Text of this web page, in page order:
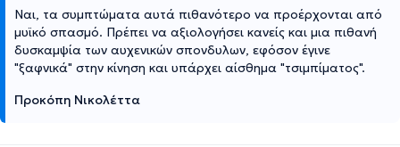
Ναι, τα συμπτώματα αυτά πιθανότερο να προέρχονται από
μυϊκό σπασμό. Πρέπει να αξιολογήσει κανείς και μια πιθανή
δυσκαμψία των αυχενικών σπονδυλων, εφόσον έγινε
"ξαφνικά" στην κίνηση και υπάρχει αίσθημα "τσιμπίματος".
Προκόπη Νικολέττα